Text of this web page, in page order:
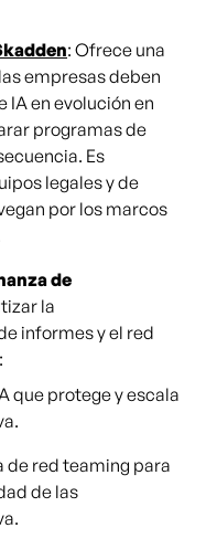
: Ofrece una
empresas deben
IA en evolución en
programas de
Es
legales y de
por los marcos
de
la
informes y el red
que protege y escala
de red teaming para
de las